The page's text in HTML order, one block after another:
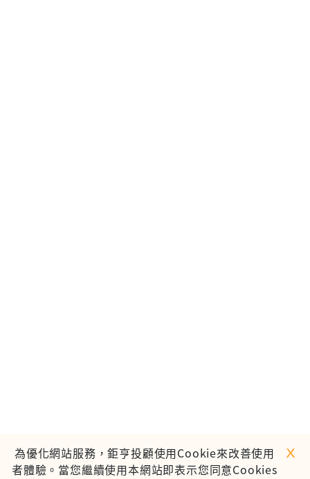
為優化網站服務，鉅亨投顧使用Cookie來改善使用
者體驗。當您繼續使用本網站即表示您同意Cookies
ｘ